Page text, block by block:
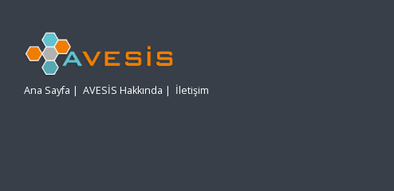
Ana Sayfa | AVESİS Hakkında | İletişim